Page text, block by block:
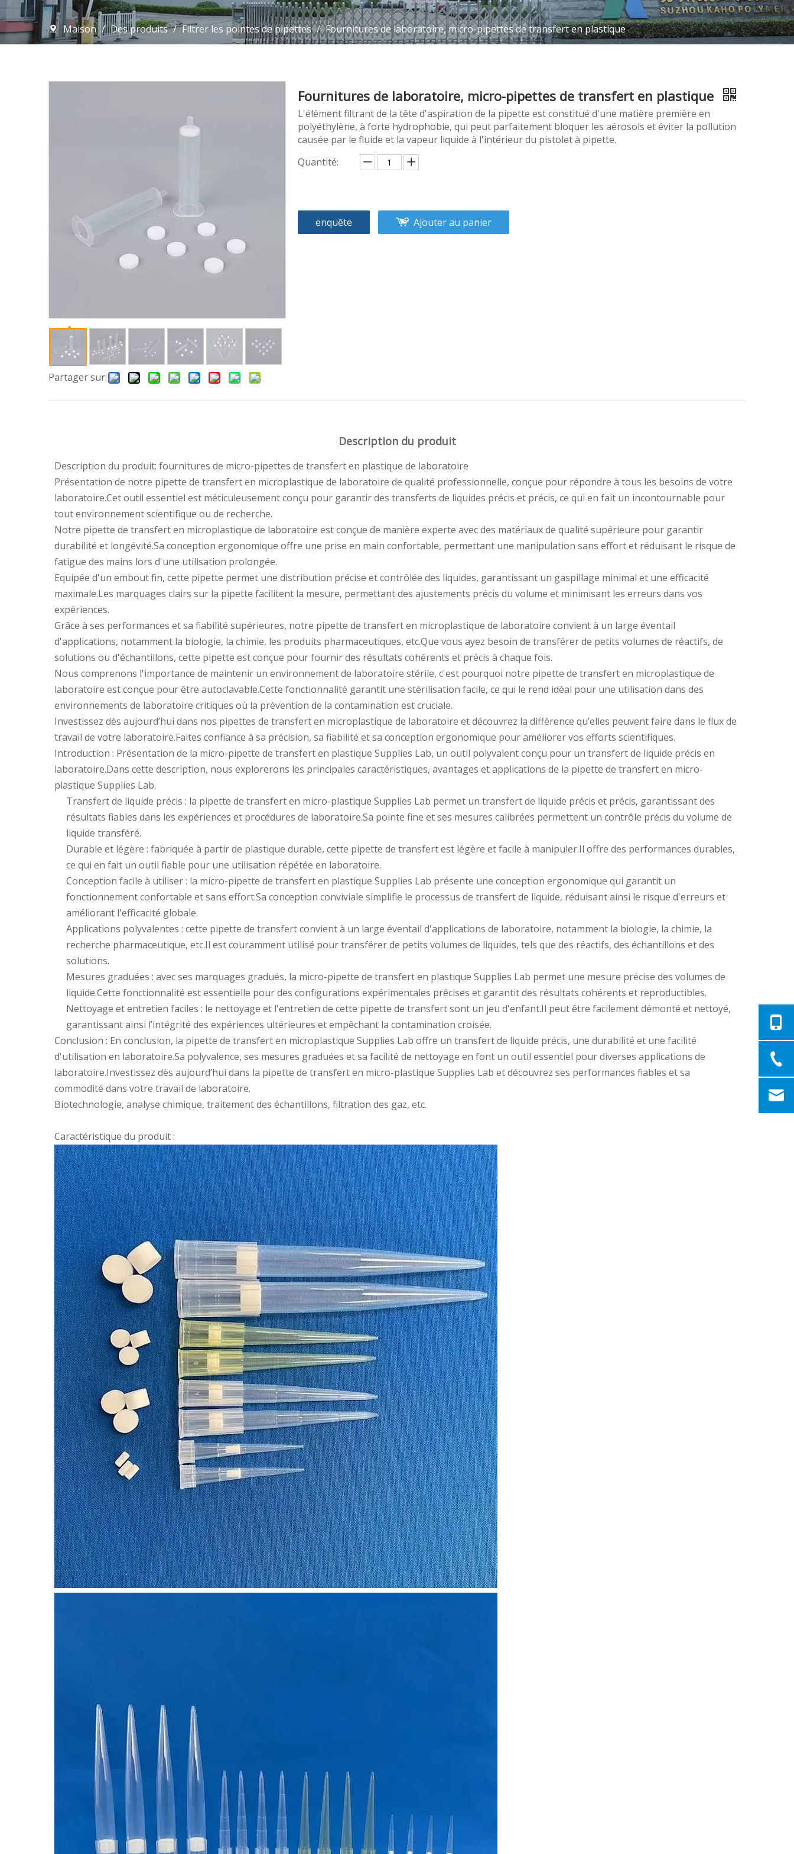
Maison / Des produits / Filtrer les pointes de pipettes / Fournitures de laboratoire, micro-pipettes de transfert en plastique
Partager sur:
Fournitures de laboratoire, micro-pipettes de transfert en plastique
L'élément filtrant de la tête d'aspiration de la pipette est constitué d'une matière première en
polyéthylène, à forte hydrophobie, qui peut parfaitement bloquer les aérosols et éviter la pollution
causée par le fluide et la vapeur liquide à l'intérieur du pistolet à pipette.
Quantité:
enquête Ajouter au panier
Description du produit
Description du produit: fournitures de micro-pipettes de transfert en plastique de laboratoire
Présentation de notre pipette de transfert en microplastique de laboratoire de qualité professionnelle, conçue pour répondre à tous les besoins de votre
laboratoire.Cet outil essentiel est méticuleusement conçu pour garantir des transferts de liquides précis et précis, ce qui en fait un incontournable pour
tout environnement scientifique ou de recherche.
Notre pipette de transfert en microplastique de laboratoire est conçue de manière experte avec des matériaux de qualité supérieure pour garantir
durabilité et longévité.Sa conception ergonomique offre une prise en main confortable, permettant une manipulation sans effort et réduisant le risque de
fatigue des mains lors d'une utilisation prolongée.
Equipée d'un embout fin, cette pipette permet une distribution précise et contrôlée des liquides, garantissant un gaspillage minimal et une efficacité
maximale.Les marquages ​​clairs sur la pipette facilitent la mesure, permettant des ajustements précis du volume et minimisant les erreurs dans vos
expériences.
Grâce à ses performances et sa fiabilité supérieures, notre pipette de transfert en microplastique de laboratoire convient à un large éventail
d'applications, notamment la biologie, la chimie, les produits pharmaceutiques, etc.Que vous ayez besoin de transférer de petits volumes de réactifs, de
solutions ou d'échantillons, cette pipette est conçue pour fournir des résultats cohérents et précis à chaque fois.
Nous comprenons l'importance de maintenir un environnement de laboratoire stérile, c'est pourquoi notre pipette de transfert en microplastique de
laboratoire est conçue pour être autoclavable.Cette fonctionnalité garantit une stérilisation facile, ce qui le rend idéal pour une utilisation dans des
environnements de laboratoire critiques où la prévention de la contamination est cruciale.
Investissez dès aujourd’hui dans nos pipettes de transfert en microplastique de laboratoire et découvrez la différence qu’elles peuvent faire dans le flux de
travail de votre laboratoire.Faites confiance à sa précision, sa fiabilité et sa conception ergonomique pour améliorer vos efforts scientifiques.
Introduction : Présentation de la micro-pipette de transfert en plastique Supplies Lab, un outil polyvalent conçu pour un transfert de liquide précis en
laboratoire.Dans cette description, nous explorerons les principales caractéristiques, avantages et applications de la pipette de transfert en micro-
plastique Supplies Lab.
Transfert de liquide précis : la pipette de transfert en micro-plastique Supplies Lab permet un transfert de liquide précis et précis, garantissant des
résultats fiables dans les expériences et procédures de laboratoire.Sa pointe fine et ses mesures calibrées permettent un contrôle précis du volume de
liquide transféré.
Durable et légère : fabriquée à partir de plastique durable, cette pipette de transfert est légère et facile à manipuler.Il offre des performances durables,
ce qui en fait un outil fiable pour une utilisation répétée en laboratoire.
Conception facile à utiliser : la micro-pipette de transfert en plastique Supplies Lab présente une conception ergonomique qui garantit un
fonctionnement confortable et sans effort.Sa conception conviviale simplifie le processus de transfert de liquide, réduisant ainsi le risque d'erreurs et
améliorant l'efficacité globale.
Applications polyvalentes : cette pipette de transfert convient à un large éventail d'applications de laboratoire, notamment la biologie, la chimie, la
recherche pharmaceutique, etc.Il est couramment utilisé pour transférer de petits volumes de liquides, tels que des réactifs, des échantillons et des
solutions.
Mesures graduées : avec ses marquages ​​gradués, la micro-pipette de transfert en plastique Supplies Lab permet une mesure précise des volumes de
liquide.Cette fonctionnalité est essentielle pour des configurations expérimentales précises et garantit des résultats cohérents et reproductibles.
Nettoyage et entretien faciles : le nettoyage et l'entretien de cette pipette de transfert sont un jeu d'enfant.Il peut être facilement démonté et nettoyé,
garantissant ainsi l’intégrité des expériences ultérieures et empêchant la contamination croisée.
Conclusion : En conclusion, la pipette de transfert en microplastique Supplies Lab offre un transfert de liquide précis, une durabilité et une facilité
d'utilisation en laboratoire.Sa polyvalence, ses mesures graduées et sa facilité de nettoyage en font un outil essentiel pour diverses applications de
laboratoire.Investissez dès aujourd’hui dans la pipette de transfert en micro-plastique Supplies Lab et découvrez ses performances fiables et sa
commodité dans votre travail de laboratoire.
Biotechnologie, analyse chimique, traitement des échantillons, filtration des gaz, etc.
Caractéristique du produit :